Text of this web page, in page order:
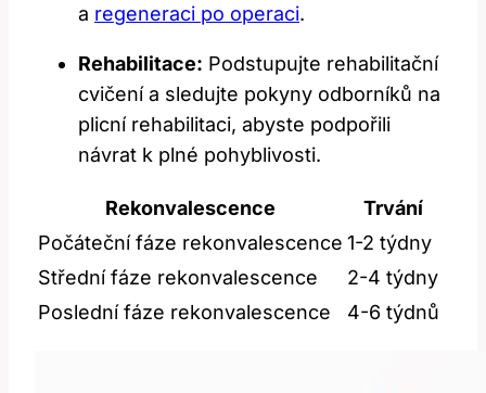
a regeneraci po operaci.
Rehabilitace: Podstupujte rehabilitační
cvičení a sledujte pokyny odborníků na
plicní rehabilitaci, abyste podpořili
návrat k plné pohyblivosti.
Rekonvalescence
Trvání
Počáteční fáze rekonvalescence 1-2 týdny
Střední fáze rekonvalescence
2-4 týdny
Poslední fáze rekonvalescence
4-6 týdnů